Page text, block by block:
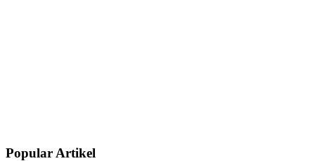
Popular Artikel